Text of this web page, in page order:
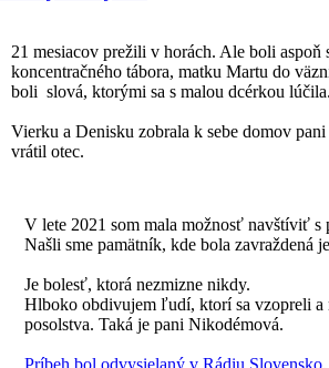
21 mesiacov prežili v horách. Ale boli
koncentračného tábora, matku Martu do
boli slová, ktorými sa s malou dcérkou lúčila.
Vierku a Denisku zobrala k sebe domov
vrátil otec.
V lete 2021 som mala možnosť navštíviť s
Našli sme pamätník, kde bola zavraždená
Je bolesť, ktorá nezmizne nikdy.
Hlboko obdivujem ľudí, ktorí sa vzopreli
posolstva. Taká je pani Nikodémová.
Príbeh bol odvysielaný v Rádiu Slovensko.